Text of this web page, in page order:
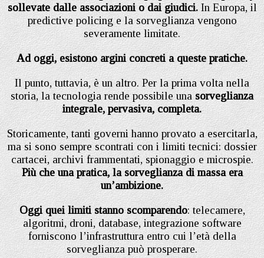
sollevate dalle associazioni o dai giudici.In Europa, il
predictive policing e la sorveglianza vengono
severamente limitate.
Ad oggi, esistono argini concreti a queste pratiche.
Il punto, tuttavia, è un altro. Per la prima volta nella
storia, la tecnologia rende possibile unasorveglianza
integrale, pervasiva, completa.
Storicamente, tanti governi hanno provato a esercitarla,
ma si sono sempre scontrati con i limiti tecnici: dossier
cartacei, archivi frammentati, spionaggio e microspie.
Più che una pratica, la sorveglianza di massa era
un’ambizione.
Oggi quei limiti stanno scomparendo: telecamere,
algoritmi, droni, database, integrazione software
forniscono l’infrastruttura entro cui l’età della
sorveglianza può prosperare.